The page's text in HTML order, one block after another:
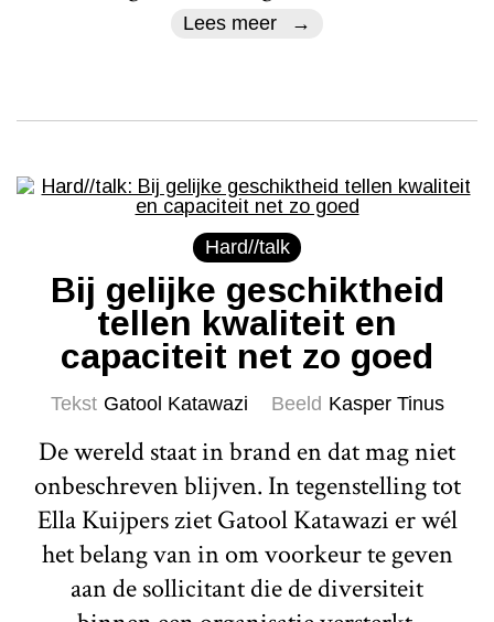
Lees meer
Hard//talk
Bij gelijke geschiktheid
tellen kwaliteit en
capaciteit net zo goed
Tekst Gatool Katawazi Beeld Kasper Tinus
De wereld staat in brand en dat mag niet
onbeschreven blijven. In tegenstelling tot
Ella Kuijpers ziet Gatool Katawazi er wél
het belang van in om voorkeur te geven
aan de sollicitant die de diversiteit